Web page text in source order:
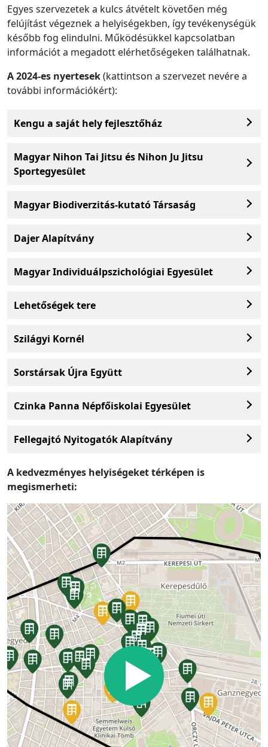
Egyes szervezetek a kulcs átvételt követően még
felújítást végeznek a helyiségekben, így tevékenységük
később fog elindulni. Működésükkel kapcsolatban
információt a megadott elérhetőségeken találhatnak.
A 2024-es nyertesek(kattintson a szervezet nevére a
további információkért):
Kengu a saját hely fejlesztőház
Magyar Nihon Tai Jitsu és Nihon Ju Jitsu
Sportegyesület
Magyar Biodiverzitás-kutató Társaság
Dajer Alapítvány
Magyar Individuálpszichológiai Egyesület
Lehetőségek tere
Szilágyi Kornél
Sorstársak Újra Együtt
Czinka Panna Népfőiskolai Egyesület
Fellegajtó Nyitogatók Alapítvány
A kedvezményes helyiségeket térképen is
megismerheti: